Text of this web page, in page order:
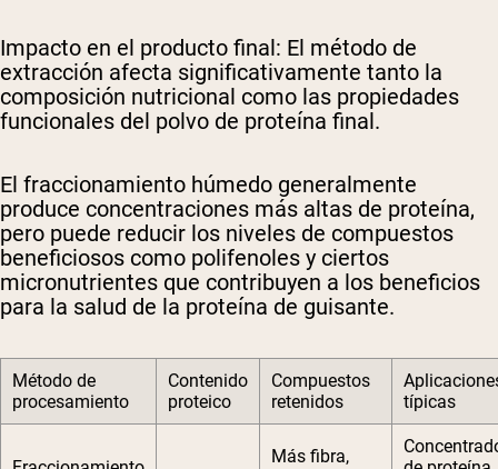
Impacto en el producto final: El método de
extracción afecta significativamente tanto la
composición nutricional como las propiedades
funcionales del polvo de proteína final.
El fraccionamiento húmedo generalmente
produce concentraciones más altas de proteína,
pero puede reducir los niveles de compuestos
beneficiosos como polifenoles y ciertos
micronutrientes que contribuyen a los beneficios
para la salud de la proteína de guisante.
Método de
procesamiento
Contenido
proteico
Compuestos
retenidos
típicas
Más fibra,